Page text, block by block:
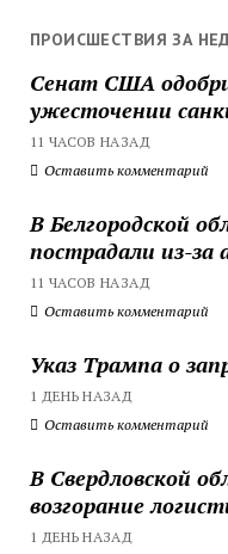
ПРОИСШЕСТВИЯ ЗА
Сенат США
ужесточении
11 ЧАСОВ НАЗАД
Оставить комментарий
В Белгородской
пострадали из-за
11 ЧАСОВ НАЗАД
Оставить комментарий
Указ Трампа о
1 ДЕНЬ НАЗАД
Оставить комментарий
В Свердловской
возгорание
1 ДЕНЬ НАЗАД